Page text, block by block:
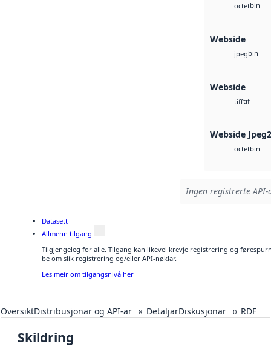
octetbin
Webside
jpegbin
Webside
tifftif
Webside
octetbin
Ingen registrerte
Datasett
Allmenn tilgang
Tilgjengeleg for alle. Tilgang kan likevel krevje registrering og
be om slik registrering og/eller API-nøklar.
Les meir om tilgangsnivå her
OversiktDistribusjonar og API-ar 8 DetaljarDiskusjonar 0 RDF
Skildring